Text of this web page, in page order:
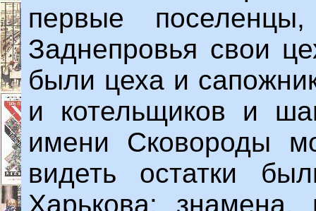
первые
Заднепровья свои
были цеха и
и котельщиков и
имени Сковороды
видеть остатки
Харькова: знамена,